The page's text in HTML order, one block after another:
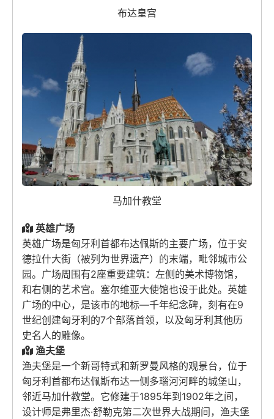
布达皇宫
马加什教堂
英雄广场
英雄广场是匈牙利首都布达佩斯的主要广场，位于安
德拉什大街（被列为世界遗产）的末端，毗邻城市公
园。广场周围有2座重要建筑：左侧的美术博物馆，
和右侧的艺术宫。塞尔维亚大使馆也设于此处。英雄
广场的中心，是该市的地标—千年纪念碑，刻有在9
世纪创建匈牙利的7个部落首领，以及匈牙利其他历
史名人的雕像。
渔夫堡
渔夫堡是一个新哥特式和新罗曼风格的观景台，位于
匈牙利首都布达佩斯布达一侧多瑙河河畔的城堡山，
邻近马加什教堂。它修建于1895年到1902年之间，
设计师是弗里杰·舒勒克第二次世界大战期间，渔夫堡